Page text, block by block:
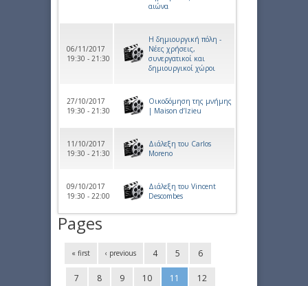
αιώνα
06/11/2017
19:30 - 21:30
Η δημιουργική πόλη -
Νέες χρήσεις,
συνεργατικοί και
δημιουργικοί χώροι
27/10/2017
19:30 - 21:30
Οικοδόμηση της μνήμης
| Maison d’Izieu
11/10/2017
19:30 - 21:30
Διάλεξη του Carlos
Moreno
09/10/2017
19:30 - 22:00
Διάλεξη του Vincent
Descombes
Pages
« first ‹ previous 4 5 6
7 8 9 10 11 12